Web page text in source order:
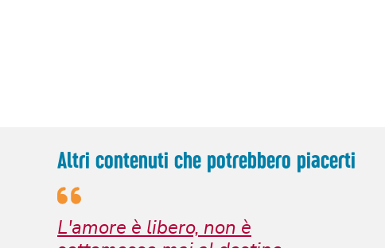
Altri contenuti che potrebbero piacerti
L'amore è libero, non è